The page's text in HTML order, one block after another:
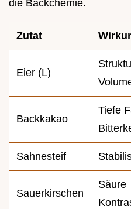
die Backchemie.
Zutat
Eier (L)
Backkakao
Tiefe
Sahnesteif
Sauerkirschen
Säure